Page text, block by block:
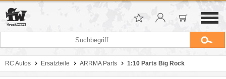
RC Autos Ersatzteile ARRMA Parts 1:10 Parts Big Rock